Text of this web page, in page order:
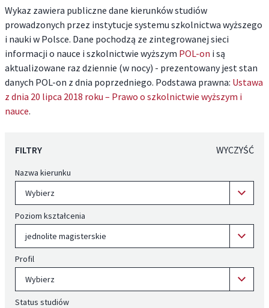
Wykaz zawiera publiczne dane kierunków studiów
prowadzonych przez instytucje systemu szkolnictwa wyższego
i nauki w Polsce. Dane pochodzą ze zintegrowanej sieci
informacji o nauce i szkolnictwie wyższym POL-on i są
aktualizowane raz dziennie (w nocy) - prezentowany jest stan
danych POL-on z dnia poprzedniego. Podstawa prawna: Ustawa
z dnia 20 lipca 2018 roku – Prawo o szkolnictwie wyższym i
nauce.
FILTRY WYCZYŚĆ
Nazwa kierunku
Wybierz
Poziom kształcenia
jednolite magisterskie
Profil
Wybierz
Status studiów